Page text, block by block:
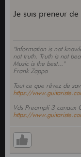
Je suis preneur
"Information is not
not truth. Truth is not
Music is the best..."
Frank Zappa
Tout ce que rêvez de
https://
Vds Preampli 3 canaux
https://